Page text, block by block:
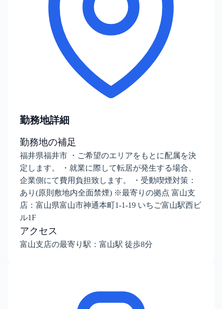
勤務地詳細
勤務地の補足
福井県福井市 ・ご希望のエリアをもとに配属を決
定します。 ・就業に際して転居が発生する場合、
企業側にて費用負担致します。 ・受動喫煙対策：
あり(原則敷地内全面禁煙) ※最寄りの拠点 富山支
店：富山県富山市神通本町1-1-19 いちご富山駅西ビ
ル1F
アクセス
富山支店の最寄り駅：富山駅 徒歩8分